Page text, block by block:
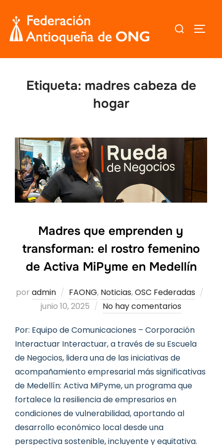
contenido
Buscar:
Etiqueta: madres cabeza de
hogar
Madres que emprenden y
transforman: el rostro femenino
de Activa MiPyme en Medellín
por admin FAONG, Noticias,OSC Federadas
junio 10, 2025 No hay comentarios
Por: Equipo de Comunicaciones – Corporación
Interactuar Interactuar, a través de su Escuela
de Negocios, lidera una de las iniciativas de
acompañamiento empresarial más significativas
de Medellín: Activa MiPyme, un programa que
fortalece la resiliencia de empresarios en
condiciones de vulnerabilidad, aportando al
desarrollo económico local desde una
perspectiva sostenible, incluyente y equitativa.